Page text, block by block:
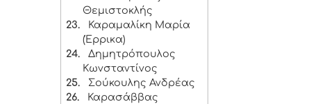
Θεμιστοκλής
23.
Καραμαλίκη Μαρία
(Έρρικα)
24.
Δημητρόπουλος
Κωνσταντίνος
25.
Σούκουλης Ανδρέας
26.
Καρασάββας